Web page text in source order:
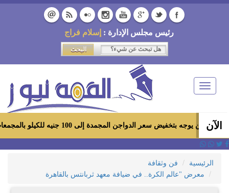
رئيس مجلس الإدارة : إسلام فراج
Toggle
navigation
الآن
بتخفيض سعر الدواجن المجمدة إلى 100 جنيه للكيلو بالمجمعات الاستهلاكية ومعارض «أهلاً رمضان»
الرئيسية
فن وثقافة
معرض "عالم الكرة.. في ضيافة معهد ثربانتس بالقاهرة